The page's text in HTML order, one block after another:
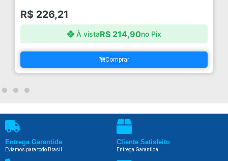
R$ 226,21
À vistaR$214,90no Pix
Comprar
Entrega Garantida
Eviamos para todo Brasil
Cliente Satisfeito
Entrega Garantida